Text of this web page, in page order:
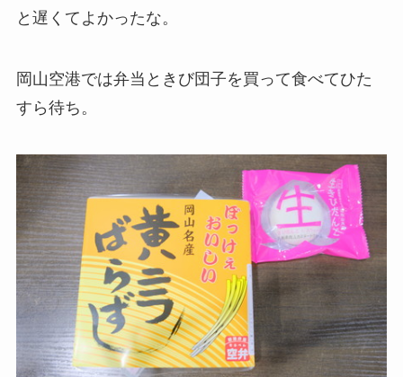
と遅くてよかったな。
岡山空港では弁当ときび団子を買って食べてひた
すら待ち。